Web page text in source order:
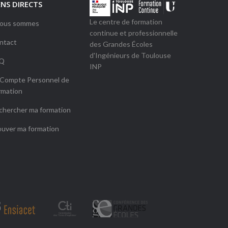
DIRECTS
sommes
Personnel de
ma formation
ma formation
Le centre de formation
continue et professionnelle
des Grandes Écoles
d'Ingénieurs de Toulouse
INP